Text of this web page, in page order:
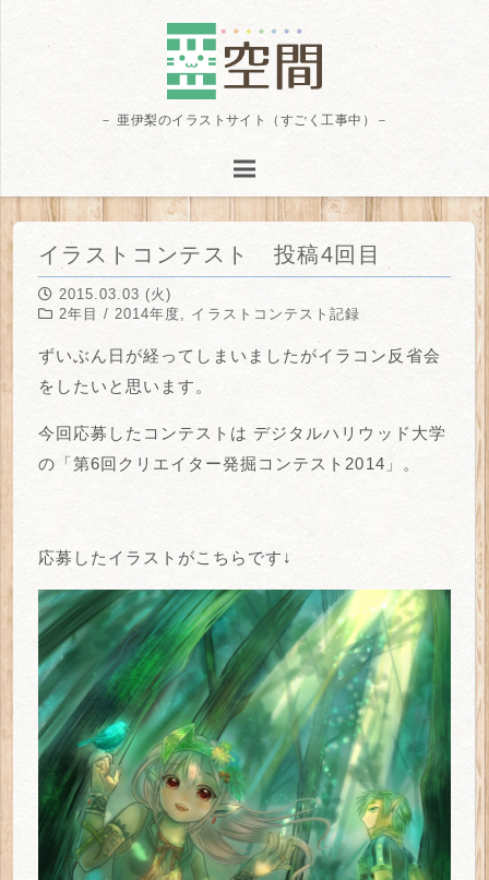
－ 亜伊梨のイラストサイト（すごく工事中）－
イラストコンテスト 投稿4回目
2015.03.03 (火)
2年目 / 2014年度
イラストコンテスト記録
ずいぶん日が経ってしまいましたがイラコン反省会
をしたいと思います。
今回応募したコンテストは デジタルハリウッド大学
の「第6回クリエイター発掘コンテスト2014」。
応募したイラストがこちらです↓